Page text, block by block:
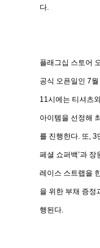
다.
플래그십 스토어
공식 오픈일인 7월
11시에는 티셔츠
아이템을 선정해
를 진행한다. 또, 3
페셜 쇼퍼백’과 장
레이스 스트랩을
을 위한 부채 증정
행된다.